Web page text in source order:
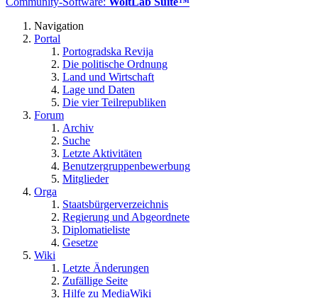
Navigation
Portal
Portogradska Revija
Die politische Ordnung
Land und Wirtschaft
Lage und Daten
Die vier Teilrepubliken
Forum
Archiv
Suche
Letzte Aktivitäten
Benutzergruppenbewerbung
Mitglieder
Orga
Staatsbürgerverzeichnis
Regierung und Abgeordnete
Diplomatieliste
Gesetze
Wiki
Letzte Änderungen
Zufällige Seite
Hilfe zu MediaWiki